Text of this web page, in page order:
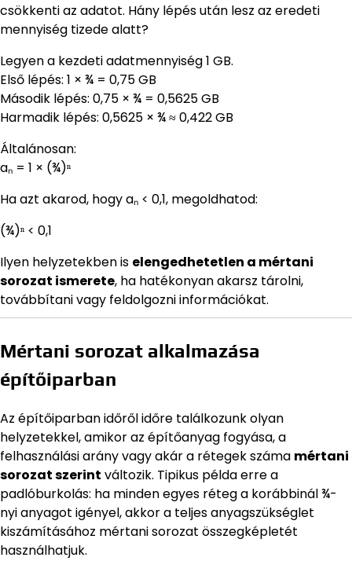
csökkenti az adatot. Hány lépés után lesz az eredeti
mennyiség tizede alatt?
Legyen a kezdeti adatmennyiség 1 GB.
Első lépés: 1 × ¾ = 0,75 GB
Második lépés: 0,75 × ¾ = 0,5625 GB
Harmadik lépés: 0,5625 × ¾ ≈ 0,422 GB
Általánosan:
aₙ = 1 × (¾)ⁿ
Ha azt akarod, hogy aₙ < 0,1, megoldhatod:
(¾)ⁿ < 0,1
Ilyen helyzetekben is elengedhetetlen a mértani
sorozat ismerete, ha hatékonyan akarsz tárolni,
továbbítani vagy feldolgozni információkat.
Mértani sorozat alkalmazása
építőiparban
Az építőiparban időről időre találkozunk olyan
helyzetekkel, amikor az építőanyag fogyása, a
felhasználási arány vagy akár a rétegek száma mértani
sorozat szerint változik. Tipikus példa erre a
padlóburkolás: ha minden egyes réteg a korábbinál ¾-
nyi anyagot igényel, akkor a teljes anyagszükséglet
kiszámításához mértani sorozat összegképletét
használhatjuk.